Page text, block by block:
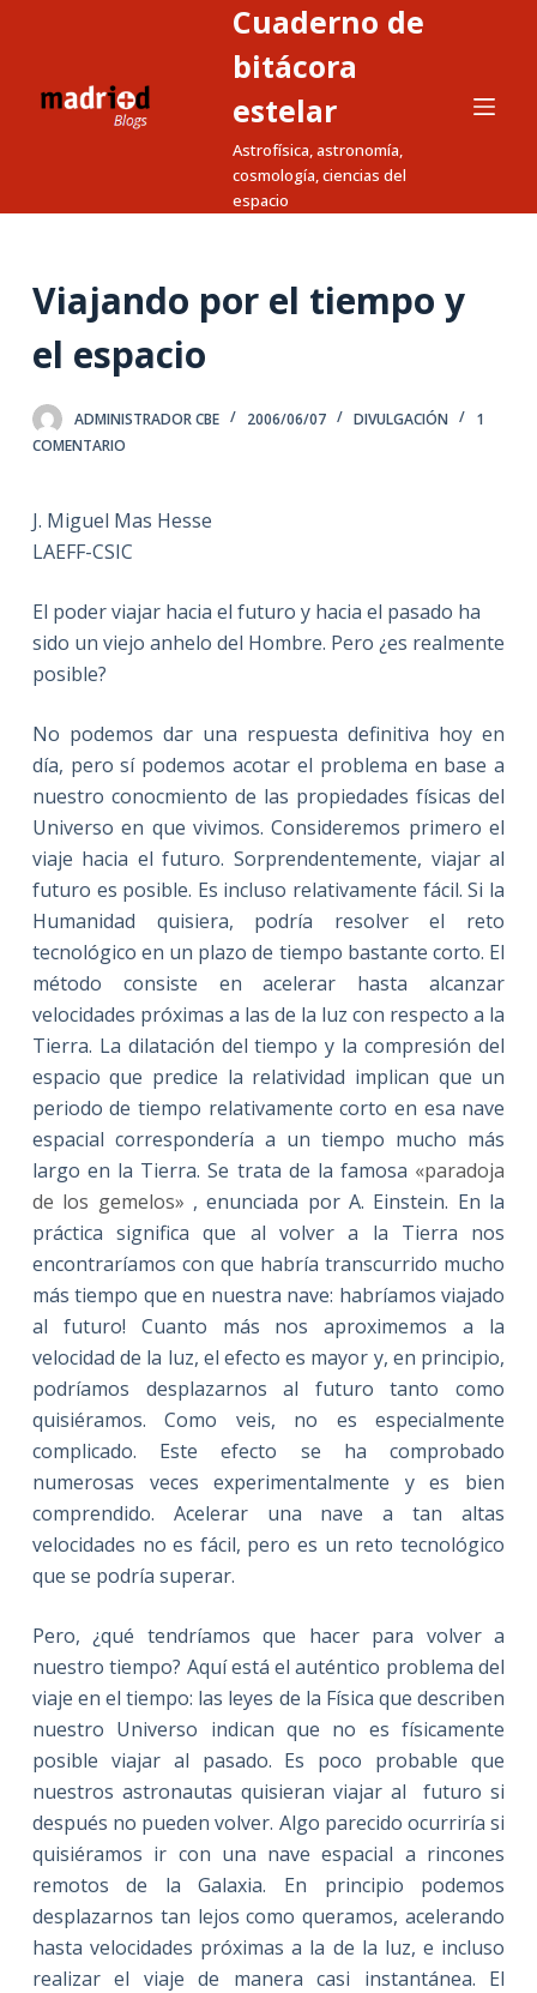
a
n
o
Cuaderno de
bitácora
estelar
Astrofísica, astronomía,
cosmología, ciencias del
espacio
Viajando por el tiempo y
el espacio
ADMINISTRADOR CBE 2006/06/07 DIVULGACIÓN
1
COMENTARIO
J. Miguel Mas Hesse
LAEFF-CSIC
El poder viajar hacia el futuro y hacia el pasado ha
sido un viejo anhelo del Hombre. Pero ¿es realmente
posible?
No podemos dar una respuesta definitiva hoy en
día, pero sí podemos acotar el problema en base a
nuestro conocmiento de las propiedades físicas del
Universo en que vivimos. Consideremos primero el
viaje hacia el futuro. Sorprendentemente, viajar al
futuro es posible. Es incluso relativamente fácil. Si la
Humanidad quisiera, podría resolver el reto
tecnológico en un plazo de tiempo bastante corto. El
método consiste en acelerar hasta alcanzar
velocidades próximas a las de la luz con respecto a la
Tierra. La dilatación del tiempo y la compresión del
espacio que predice la relatividad implican que un
periodo de tiempo relativamente corto en esa nave
espacial correspondería a un tiempo mucho más
largo en la Tierra. Se trata de la famosa «paradoja
de los gemelos» , enunciada por A. Einstein. En la
práctica significa que al volver a la Tierra nos
encontraríamos con que habría transcurrido mucho
más tiempo que en nuestra nave: habríamos viajado
al futuro! Cuanto más nos aproximemos a la
velocidad de la luz, el efecto es mayor y, en principio,
podríamos desplazarnos al futuro tanto como
quisiéramos. Como veis, no es especialmente
complicado. Este efecto se ha comprobado
numerosas veces experimentalmente y es bien
comprendido. Acelerar una nave a tan altas
velocidades no es fácil, pero es un reto tecnológico
que se podría superar.
Pero, ¿qué tendríamos que hacer para volver a
nuestro tiempo? Aquí está el auténtico problema del
viaje en el tiempo: las leyes de la Física que describen
nuestro Universo indican que no es físicamente
posible viajar al pasado. Es poco probable que
nuestros astronautas quisieran viajar al futuro si
después no pueden volver. Algo parecido ocurriría si
quisiéramos ir con una nave espacial a rincones
remotos de la Galaxia. En principio podemos
desplazarnos tan lejos como queramos, acelerando
hasta velocidades próximas a la de la luz, e incluso
realizar el viaje de manera casi instantánea. El